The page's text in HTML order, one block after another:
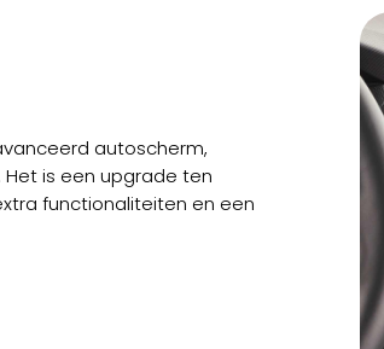
autoscherm,
is een upgrade ten
functionaliteiten en een